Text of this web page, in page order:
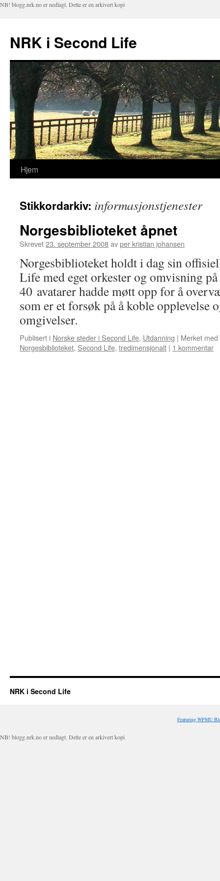
NB! blogg.nrk.no er nedlagt. Dette er en arkivert kopi
NRK i Second Life
Hopp
innhold
Hjem
Stikkordarkiv: informasjonstjenester
Norgesbiblioteket åpnet
Skrevet23. september 2008avper kristian johansen
Norgesbiblioteket holdt i dag sin
Life med eget orkester og omvisning
40 avatarer hadde møtt opp for å
som er et forsøk på å koble opplevelse
omgivelser.
Publisert i Norske steder i Second Life, Utdanning | Merket med
Norgesbiblioteket, Second Life, tredimensjonalt | 1 kommentar
NRK i Second Life
Featuring WPMU
NB! blogg.nrk.no er nedlagt. Dette er en arkivert kopi